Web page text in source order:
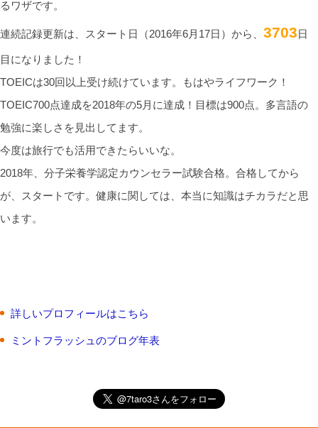
るワザです。
連続記録更新は、スタート日（2016年6月17日）から、 3703日
目になりました！
TOEICは30回以上受け続けています。もはやライフワーク！
TOEIC700点達成を2018年の5月に達成！目標は900点。多言語の
勉強に楽しさを見出してます。
今度は旅行でも活用できたらいいな。
2018年、分子栄養学認定カウンセラー試験合格。合格してから
が、スタートです。健康に関しては、本当に知識はチカラだと思
います。
詳しいプロフィールはこちら
ミントフラッシュのブログ年表